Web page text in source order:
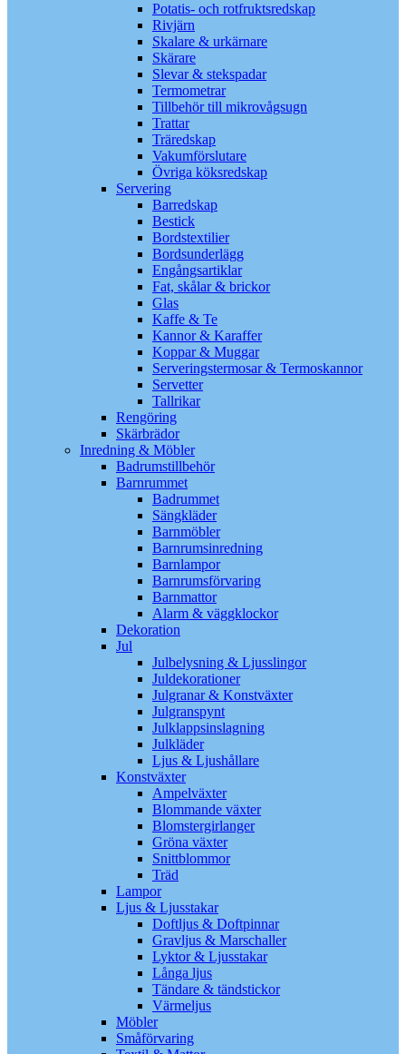
Potatis- och rotfruktsredskap
Rivjärn
Skalare & urkärnare
Skärare
Slevar & stekspadar
Termometrar
Tillbehör till mikrovågsugn
Trattar
Träredskap
Vakumförslutare
Övriga köksredskap
Servering
Barredskap
Bestick
Bordstextilier
Bordsunderlägg
Engångsartiklar
Fat, skålar & brickor
Glas
Kaffe & Te
Kannor & Karaffer
Koppar & Muggar
Serveringstermosar & Termoskannor
Servetter
Tallrikar
Rengöring
Skärbrädor
Inredning & Möbler
Badrumstillbehör
Barnrummet
Badrummet
Sängkläder
Barnmöbler
Barnrumsinredning
Barnlampor
Barnrumsförvaring
Barnmattor
Alarm & väggklockor
Dekoration
Jul
Julbelysning & Ljusslingor
Juldekorationer
Julgranar & Konstväxter
Julgranspynt
Julklappsinslagning
Julkläder
Ljus & Ljushållare
Konstväxter
Ampelväxter
Blommande växter
Blomstergirlanger
Gröna växter
Snittblommor
Träd
Lampor
Ljus & Ljusstakar
Doftljus & Doftpinnar
Gravljus & Marschaller
Lyktor & Ljusstakar
Långa ljus
Tändare & tändstickor
Värmeljus
Möbler
Småförvaring